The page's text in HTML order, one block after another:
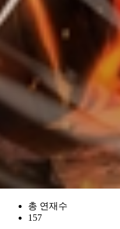
총 연재수
157